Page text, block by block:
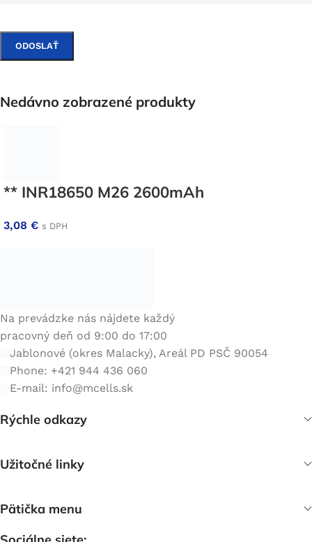
Nedávno zobrazené produkty
** INR18650 M26 2600mAh
3,08 € s DPH
Na prevádzke nás nájdete každý
pracovný deň od 9:00 do 17:00
Jablonové (okres Malacky), Areál PD PSČ 90054
Phone: +421 944 436 060
E-mail: info@mcells.sk
Rýchle odkazy
Užitočné linky
Pätička menu